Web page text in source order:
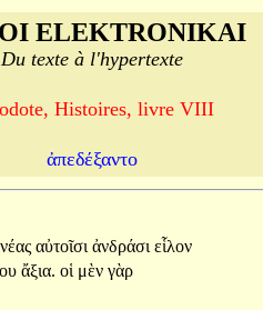
ELEKTRONIKAI
Du texte à l'hypertexte
Histoires, livre VIII
ἀπεδέξαντο
νέας αὐτοῖσι ἀνδράσι εἷλον
ἄξια. οἱ μὲν γὰρ